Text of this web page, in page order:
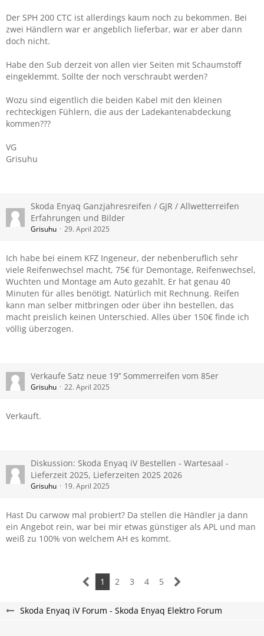
Der SPH 200 CTC ist allerdings kaum noch zu bekommen. Bei
zwei Händlern war er angeblich lieferbar, war er aber dann
doch nicht.
Habe den Sub derzeit von allen vier Seiten mit Schaumstoff
eingeklemmt. Sollte der noch verschraubt werden?
Wozu sind eigentlich die beiden Kabel mit den kleinen
rechteckigen Fühlern, die aus der Ladekantenabdeckung
kommen???
VG
Grisuhu
Skoda Enyaq Ganzjahresreifen / GJR / Allwetterreifen
Erfahrungen und Bilder
Grisuhu 29. April 2025
Ich habe bei einem KFZ Ingeneur, der nebenberuflich sehr
viele Reifenwechsel macht, 75€ für Demontage, Reifenwechsel,
Wuchten und Montage am Auto gezahlt. Er hat genau 40
Minuten für alles benötigt. Natürlich mit Rechnung. Reifen
kann man selber mitbringen oder über ihn bestellen, das
macht preislich keinen Unterschied. Alles über 150€ finde ich
völlig überzogen.
Verkaufe Satz neue 19’‘ Sommerreifen vom 85er
Grisuhu 22. April 2025
Verkauft.
Diskussion: Skoda Enyaq iV Bestellen - Wartesaal -
Lieferzeit 2025, Lieferzeiten 2025 2026
Grisuhu 19. April 2025
Hast Du carwow mal probiert? Da stellen die Händler ja dann
ein Angebot rein, war bei mir etwas günstiger als APL und man
weiß zu 100% von welchem AH es kommt.
1 2 3 4 5
Skoda Enyaq iV Forum - Skoda Enyaq Elektro Forum